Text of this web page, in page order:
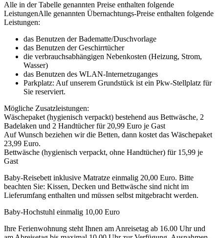
Alle in der Tabelle genannten Preise enthalten folgende
LeistungenAlle genannten Übernachtungs-Preise enthalten folgende
Leistungen:
das Benutzen der Badematte/Duschvorlage
das Benutzen der Geschirrtücher
die verbrauchsabhängigen Nebenkosten (Heizung, Strom,
Wasser)
das Benutzen des WLAN-Internetzuganges
Parkplatz: Auf unserem Grundstück ist ein Pkw-Stellplatz für
Sie reserviert.
Mögliche Zusatzleistungen:
Wäschepaket (hygienisch verpackt) bestehend aus Bettwäsche, 2
Badelaken und 2 Handtücher für 20,99 Euro je Gast
Auf Wunsch beziehen wir die Betten, dann kostet das Wäschepaket
23,99 Euro.
Bettwäsche (hygienisch verpackt, ohne Handtücher) für 15,99 je
Gast
Baby-Reisebett inklusive Matratze einmalig 20,00 Euro. Bitte
beachten Sie: Kissen, Decken und Bettwäsche sind nicht im
Lieferumfang enthalten und müssen selbst mitgebracht werden.
Baby-Hochstuhl einmalig 10,00 Euro
Ihre Ferienwohnung steht Ihnen am Anreisetag ab 16.00 Uhr und